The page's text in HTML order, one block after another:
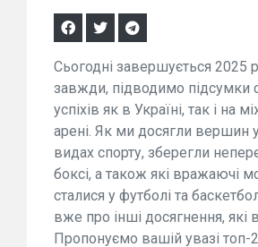
Сьогодні завершується 2025
завжди, підводимо підсумки
успіхів як в Україні, так і на
арені. Як ми досягли вершин
видах спорту, зберегли
боксі, а також які вражаючі
сталися у футболі та
вже про інші досягнення, які
Пропонуємо вашій увазі топ-